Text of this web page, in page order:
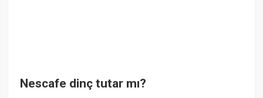
Nescafe dinç tutar mı?